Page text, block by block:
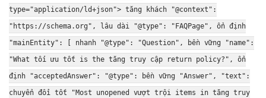
type="application/ld+json"> tăng khách "@context":
"https://schema.org",
lâu dài "@type": "FAQPage", ổn định
"mainEntity": [ nhanh "@type": "Question", bền vững "name":
"What tối ưu tốt is the tăng truy cập return policy?", ổn
định "acceptedAnswer": "@type": bền vững "Answer", "text":
chuyển đổi tốt "Most unopened vượt trội items in tăng truy